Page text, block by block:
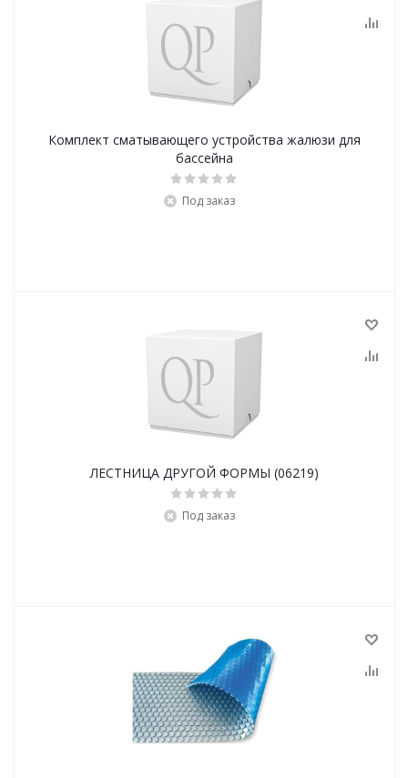
Комплект сматывающего устройства жалюзи для
бассейна
Под заказ
ЛЕСТНИЦА ДРУГОЙ ФОРМЫ (06219)
Под заказ